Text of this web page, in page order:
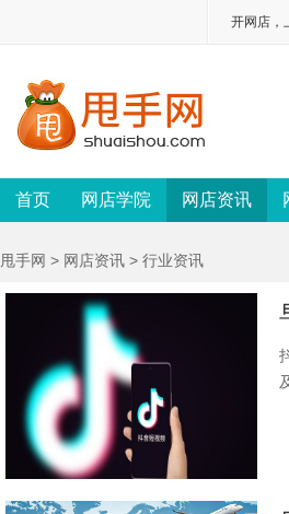
开网店，
首页 网店学院 网店资讯
甩手网 > 网店资讯 > 行业资讯